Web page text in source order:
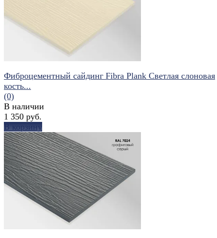
избранное сравнить
Фиброцементный сайдинг Fibra Plank Светлая слоновая
кость...
(0)
В наличии
1 350 руб.
В корзину